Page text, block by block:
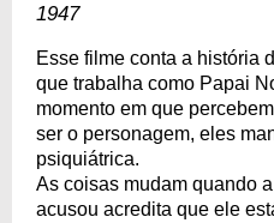
1947
Esse filme conta a história
que trabalha como Papai
momento em que
ser o personagem, eles
psiquiátrica.
As coisas mudam quando
acusou acredita que ele